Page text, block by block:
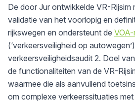
De door Jur ontwikkelde VR-Rijsim
validatie van het voorlopig en
rijkswegen en ondersteunt de
(‘verkeersveiligheid op
verkeersveiligheidsaudit 2. Doel
de functionaliteiten van de VR-
waarmee die als aanvullend
om complexe verkeerssituaties